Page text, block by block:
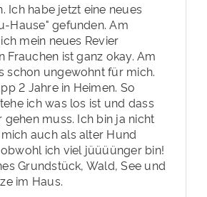
Ich habe jetzt eine neues
Hause" gefunden. Am
mein neues Revier
Frauchen ist ganz okay. Am
schon ungewohnt für mich.
2 Jahre in Heimen. So
ich was los ist und dass
gehen muss. Ich bin ja nicht
auch als alter Hund
ich viel jüüüünger bin!
Grundstück, Wald, See und
im Haus.